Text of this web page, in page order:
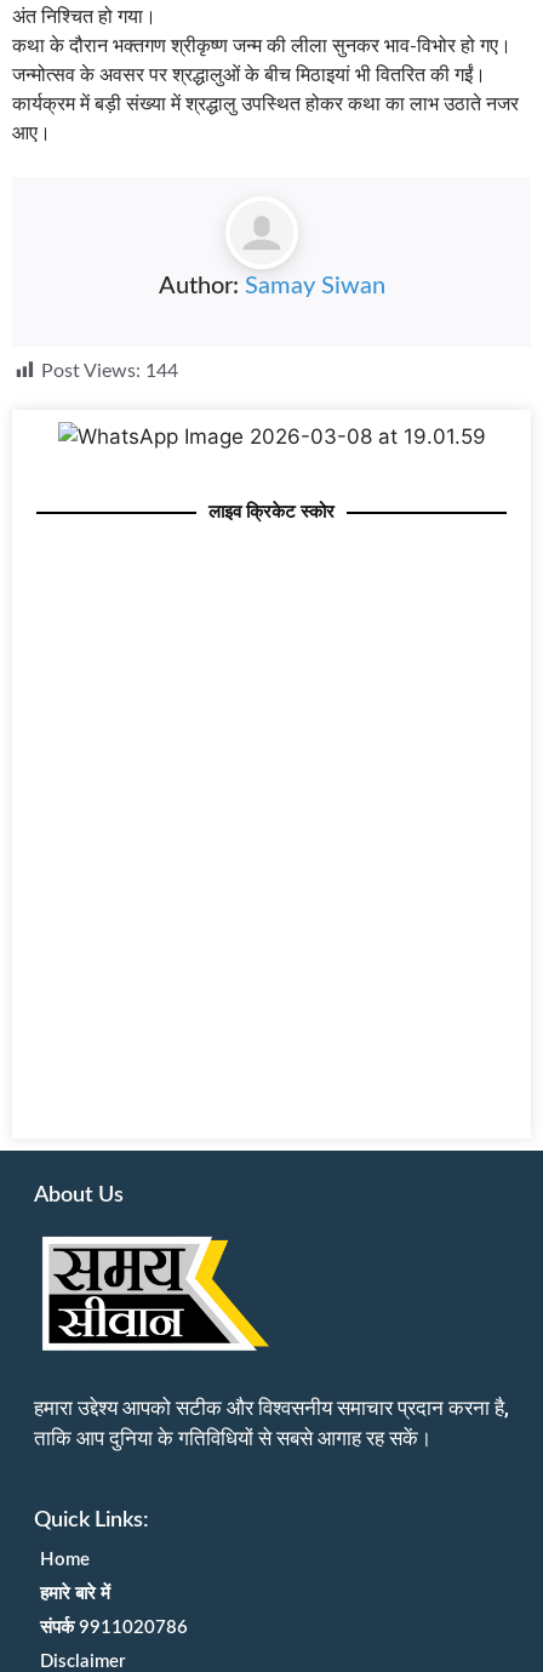
अंत निश्चित हो गया।
कथा के दौरान भक्तगण श्रीकृष्ण जन्म की लीला सुनकर भाव-विभोर हो गए।
जन्मोत्सव के अवसर पर श्रद्धालुओं के बीच मिठाइयां भी वितरित की गईं।
कार्यक्रम में बड़ी संख्या में श्रद्धालु उपस्थित होकर कथा का लाभ उठाते नजर
आए।
Author: Samay Siwan
Post Views: 144
लाइव क्रिकेट स्कोर
About Us
हमारा उद्देश्य आपको सटीक और विश्वसनीय समाचार प्रदान करना है,
ताकि आप दुनिया के गतिविधियों से सबसे आगाह रह सकें।
Quick Links:
Home
हमारे बारे में
संपर्क 9911020786
Disclaimer